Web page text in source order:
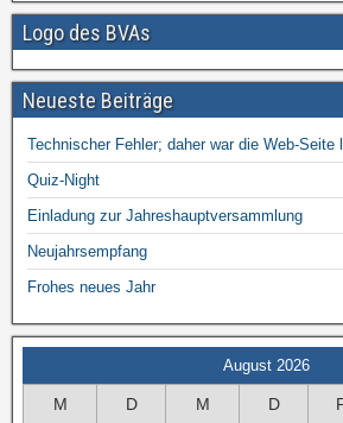
Logo des BVAs
Neueste Beiträge
Technischer Fehler; daher war die Web-
Quiz-Night
Einladung zur Jahreshauptversammlung
Neujahrsempfang
Frohes neues Jahr
August 2026
M D M D